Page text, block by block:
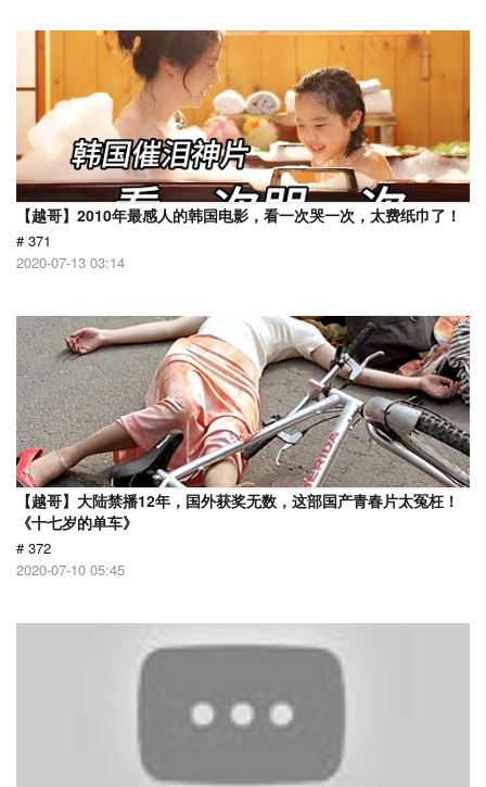
【越哥】2010年最感人的韩国电影，看一次哭一次，太费纸巾了！
# 371
2020-07-13 03:14
【越哥】大陆禁播12年，国外获奖无数，这部国产青春片太冤枉！
《十七岁的单车》
# 372
2020-07-10 05:45